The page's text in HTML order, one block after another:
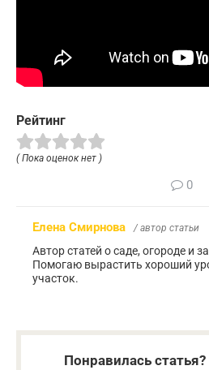
Рейтинг
( Пока оценок нет )
0
Елена Смирнова / автор статьи
Автор статей о саде, огороде и
Помогаю вырастить хороший
участок.
Понравилась